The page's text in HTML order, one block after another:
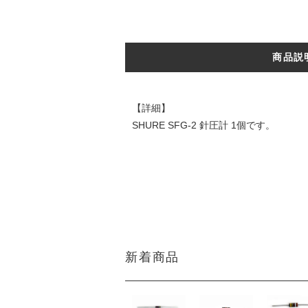
商品説
【詳細】
SHURE SFG-2 針圧計 1個です。
新着商品